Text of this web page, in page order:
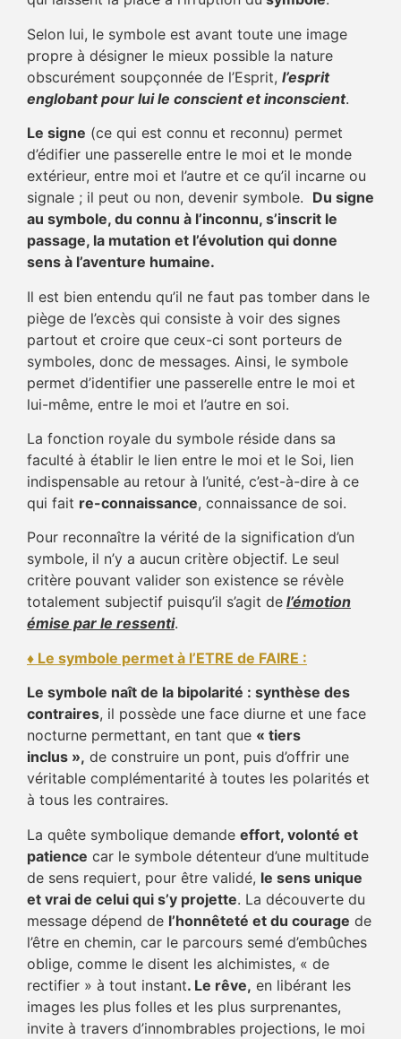
Selon lui, le symbole est avant toute une image
propre à désigner le mieux possible la nature
obscurément soupçonnée de l’Esprit, l’esprit
englobant pour lui le conscient et inconscient.
Le signe (ce qui est connu et reconnu) permet
d’édifier une passerelle entre le moi et le monde
extérieur, entre moi et l’autre et ce qu’il incarne ou
signale ; il peut ou non, devenir symbole. Du signe
au symbole, du connu à l’inconnu, s’inscrit le
passage, la mutation et l’évolution qui donne
sens à l’aventure humaine.
Il est bien entendu qu’il ne faut pas tomber dans le
piège de l’excès qui consiste à voir des signes
partout et croire que ceux-ci sont porteurs de
symboles, donc de messages. Ainsi, le symbole
permet d’identifier une passerelle entre le moi et
lui-même, entre le moi et l’autre en soi.
La fonction royale du symbole réside dans sa
faculté à établir le lien entre le moi et le Soi, lien
indispensable au retour à l’unité, c’est-à-dire à ce
qui fait re-connaissance, connaissance de soi.
Pour reconnaître la vérité de la signification d’un
symbole, il n’y a aucun critère objectif. Le seul
critère pouvant valider son existence se révèle
totalement subjectif puisqu’il s’agit de l’émotion
émise par le ressenti.
♦ Le symbole permet à l’ETRE de FAIRE :
Le symbole naît de la bipolarité : synthèse des
contraires, il possède une face diurne et une face
nocturne permettant, en tant que « tiers
inclus », de construire un pont, puis d’offrir une
véritable complémentarité à toutes les polarités et
à tous les contraires.
La quête symbolique demande effort, volonté et
patience car le symbole détenteur d’une multitude
de sens requiert, pour être validé, le sens unique
et vrai de celui qui s’y projette. La découverte du
message dépend de l’honnêteté et du courage de
l’être en chemin, car le parcours semé d’embûches
oblige, comme le disent les alchimistes, « de
rectifier » à tout instant. Le rêve, en libérant les
images les plus folles et les plus surprenantes,
invite à travers d’innombrables projections, le moi